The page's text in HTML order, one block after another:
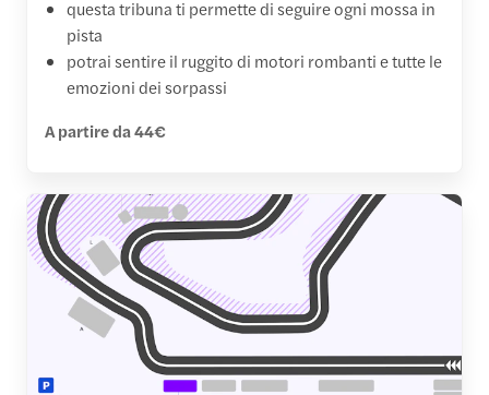
questa tribuna ti permette di seguire ogni mossa in
pista
potrai sentire il ruggito di motori rombanti e tutte le
emozioni dei sorpassi
A partire da 44€